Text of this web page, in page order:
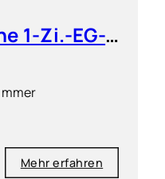
Gut geschnittene 1-Zi.-EG-Wohnung mit großem Garten
Mehr erfahren